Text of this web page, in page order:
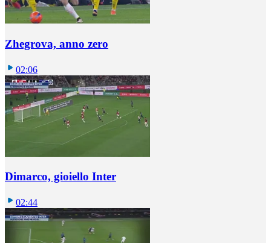
Zhegrova, anno zero
02:06
Dimarco, gioiello Inter
02:44